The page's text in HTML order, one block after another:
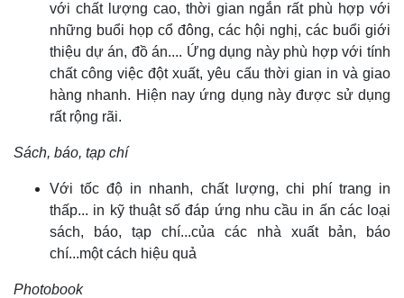
với chất lượng cao, thời gian ngắn rất phù hợp với
những buổi họp cổ đông, các hội nghị, các buổi giới
thiệu dự án, đồ án.... Ứng dụng này phù hợp với tính
chất công việc đột xuất, yêu cấu thời gian in và giao
hàng nhanh. Hiện nay ứng dụng này được sử dụng
rất rộng rãi.
Sách, báo, tạp chí
Với tốc độ in nhanh, chất lượng, chi phí trang in
thấp... in kỹ thuật số đáp ứng nhu cầu in ấn các loại
sách, báo, tạp chí...của các nhà xuất bản, báo
chí...một cách hiệu quả
Photobook